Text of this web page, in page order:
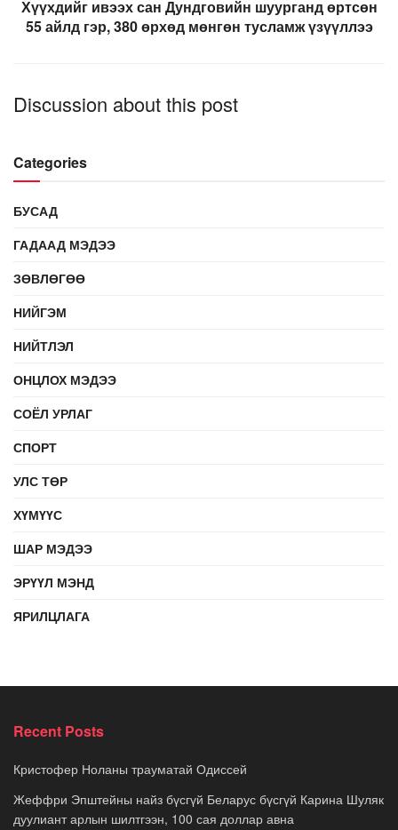
Хүүхдийг ивээх сан Дундговийн шуурганд өртсөн
55 айлд гэр, 380 өрхөд мөнгөн тусламж үзүүллээ
Discussion about this post
Categories
БУСАД
ГАДААД МЭДЭЭ
ЗӨВЛӨГӨӨ
НИЙГЭМ
НИЙТЛЭЛ
ОНЦЛОХ МЭДЭЭ
СОЁЛ УРЛАГ
СПОРТ
УЛС ТӨР
ХҮМҮҮС
ШАР МЭДЭЭ
ЭРҮҮЛ МЭНД
ЯРИЛЦЛАГА
Recent Posts
Кристофер Ноланы трауматай Одиссей
Жеффри Эпштейны найз бүсгүй Беларус бүсгүй Карина Шуляк
дуулиант арлын шилтгээн, 100 сая доллар авна